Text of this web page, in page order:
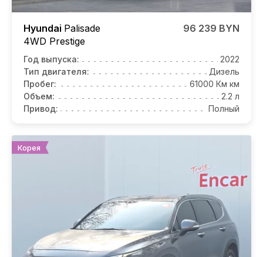
Hyundai Palisade
4WD Prestige
96 239 BYN
Год выпуска:
2022
Тип двигателя:
Дизель
Пробег:
61000 Км км
Объем:
2.2 л
Привод:
Полный
Корея